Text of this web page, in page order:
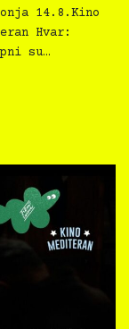
14.8.Kino
Hvar:
su…